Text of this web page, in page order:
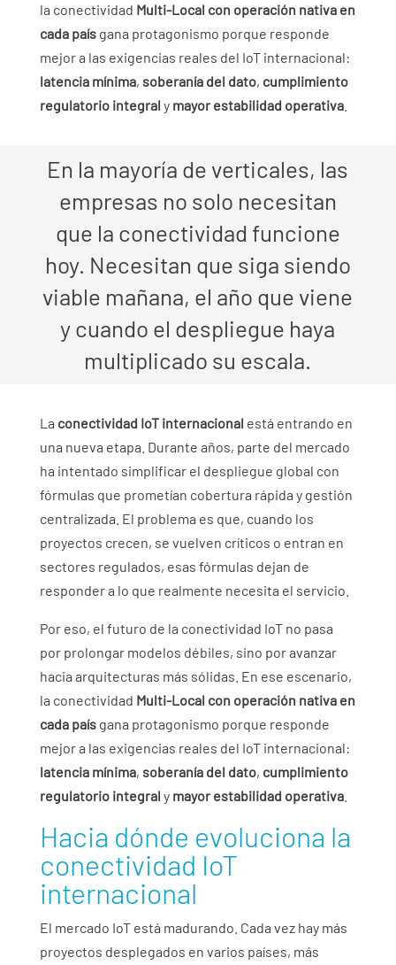
la conectividad Multi-Local con operación nativa en
cada paísgana protagonismo porque responde
mejor a las exigencias reales del IoT internacional:
latencia mínima, soberanía del dato, cumplimiento
regulatorio integral y mayor estabilidad operativa.
En la mayoría de verticales, las
empresas no solo necesitan
que la conectividad funcione
hoy. Necesitan que siga siendo
viable mañana, el año que viene
y cuando el despliegue haya
multiplicado su escala.
La conectividad IoT internacional está entrando en
una nueva etapa. Durante años, parte del mercado
ha intentado simplificar el despliegue global con
fórmulas que prometían cobertura rápida y gestión
centralizada. El problema es que, cuando los
proyectos crecen, se vuelven críticos o entran en
sectores regulados, esas fórmulas dejan de
responder a lo que realmente necesita el servicio.
Por eso, el futuro de la conectividad IoT no pasa
por prolongar modelos débiles, sino por avanzar
hacia arquitecturas más sólidas. En ese escenario,
la conectividad Multi-Local con operación nativa en
cada paísgana protagonismo porque responde
mejor a las exigencias reales del IoT internacional:
latencia mínima, soberanía del dato, cumplimiento
regulatorio integral y mayor estabilidad operativa.
Hacia dónde evoluciona la
conectividad IoT
internacional
El mercado IoT está madurando. Cada vez hay más
proyectos desplegados en varios países, más